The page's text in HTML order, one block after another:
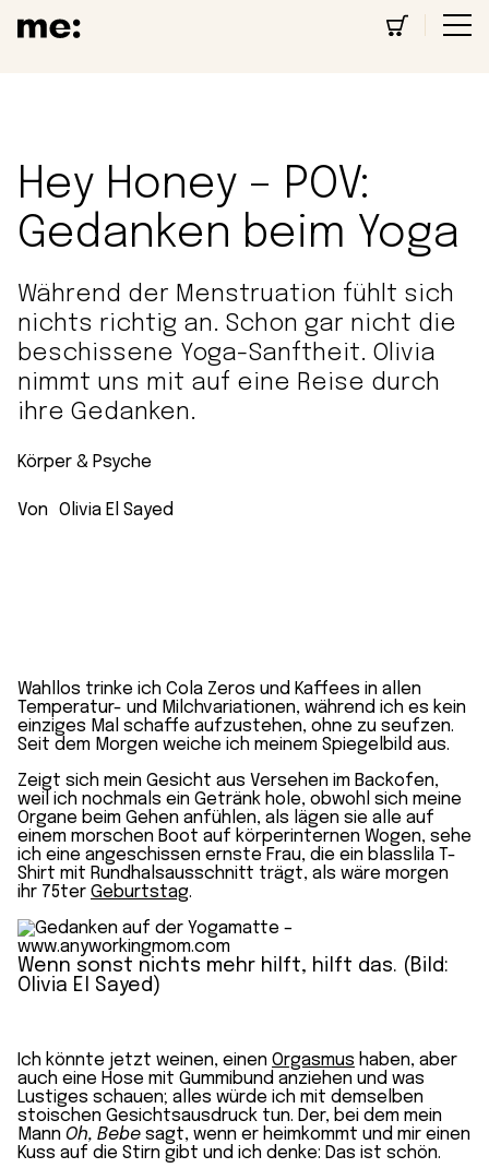
Hey Honey – POV:
Gedanken beim Yoga
Während der Menstruation fühlt sich
nichts richtig an. Schon gar nicht die
beschissene Yoga-Sanftheit. Olivia
nimmt uns mit auf eine Reise durch
ihre Gedanken.
Körper & Psyche
Von Olivia El Sayed
Wahllos trinke ich Cola Zeros und Kaffees in allen
Temperatur- und Milchvariationen, während ich es kein
einziges Mal schaffe aufzustehen, ohne zu seufzen.
Seit dem Morgen weiche ich meinem Spiegelbild aus.
Zeigt sich mein Gesicht aus Versehen im Backofen,
weil ich nochmals ein Getränk hole, obwohl sich meine
Organe beim Gehen anfühlen, als lägen sie alle auf
einem morschen Boot auf körperinternen Wogen, sehe
ich eine angeschissen ernste Frau, die ein blasslila T-
Shirt mit Rundhalsausschnitt trägt, als wäre morgen
ihr 75ter Geburtstag.
Wenn sonst nichts mehr hilft, hilft das. (Bild:
Olivia El Sayed)
Ich könnte jetzt weinen, einen Orgasmus haben, aber
auch eine Hose mit Gummibund anziehen und was
Lustiges schauen; alles würde ich mit demselben
stoischen Gesichtsausdruck tun. Der, bei dem mein
Mann Oh, Bebe sagt, wenn er heimkommt und mir einen
Kuss auf die Stirn gibt und ich denke: Das ist schön.